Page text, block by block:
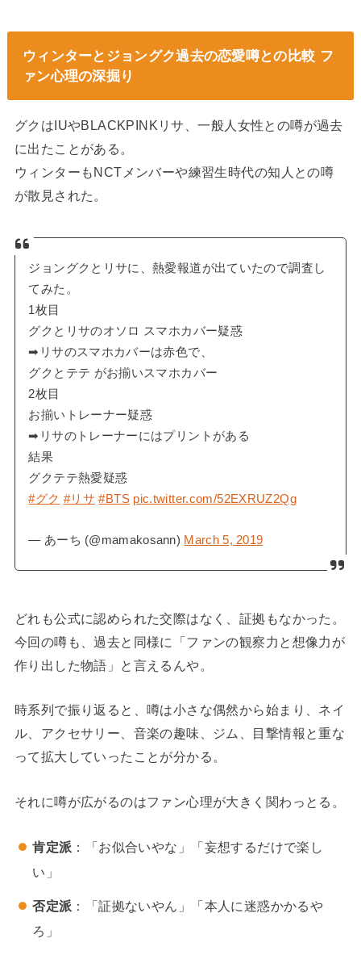
ウィンターとジョングク過去の恋愛噂との比較 フ
ァン心理の深掘り
グクはIUやBLACKPINKリサ、一般人女性との噂が過去
に出たことがある。
ウィンターもNCTメンバーや練習生時代の知人との噂
が散見された。
ジョングクとリサに、熱愛報道が出ていたので調査し
てみた。
1枚目
グクとリサのオソロ スマホカバー疑惑
➡︎リサのスマホカバーは赤色で、
グクとテテ がお揃いスマホカバー
2枚目
お揃いトレーナー疑惑
➡︎リサのトレーナーにはプリントがある
結果
グクテテ熱愛疑惑
#グク #リサ #BTS pic.twitter.com/52EXRUZ2Qg
— あーち (@mamakosann) March 5, 2019
どれも公式に認められた交際はなく、証拠もなかった。
今回の噂も、過去と同様に「ファンの観察力と想像力が
作り出した物語」と言えるんや。
時系列で振り返ると、噂は小さな偶然から始まり、ネイ
ル、アクセサリー、音楽の趣味、ジム、目撃情報と重な
って拡大していったことが分かる。
それに噂が広がるのはファン心理が大きく関わっとる。
肯定派 ：「お似合いやな」「妄想するだけで楽し
い」
否定派 ：「証拠ないやん」「本人に迷惑かかるや
ろ」